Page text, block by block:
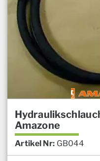
Amazone
Artikel Nr: GB044